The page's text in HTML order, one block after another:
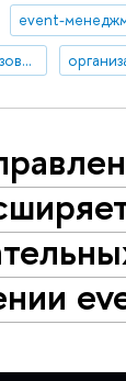
event-
дополнительное и бизнес-образование